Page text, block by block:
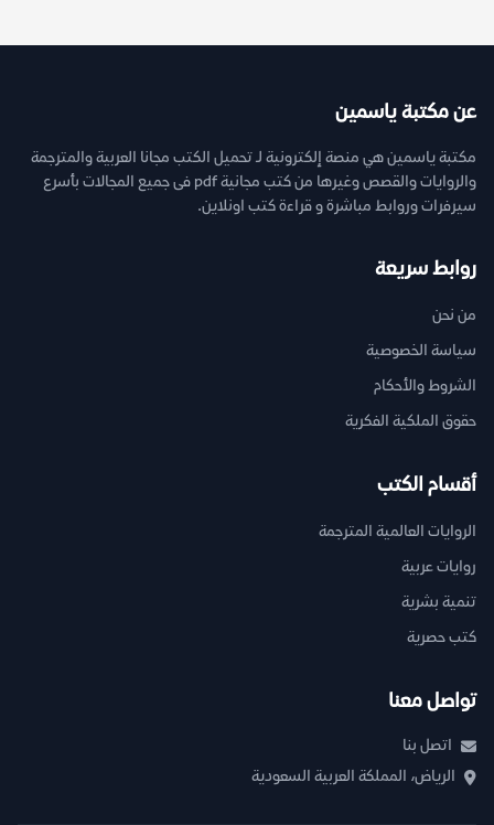
عن مكتبة ياسمين
مكتبة ياسمين هي منصة إلكترونية لـ تحميل الكتب مجانا العربية والمترجمة
والروايات والقصص وغيرها من كتب مجانية pdf فى جميع المجالات بأسرع
سيرفرات وروابط مباشرة و قراءة كتب اونلاين.
روابط سريعة
من نحن
سياسة الخصوصية
الشروط والأحكام
حقوق الملكية الفكرية
أقسام الكتب
الروايات العالمية المترجمة
روايات عربية
تنمية بشرية
كتب حصرية
تواصل معنا
اتصل بنا
الرياض، المملكة العربية السعودية